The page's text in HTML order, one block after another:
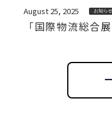
August 25, 2025 お知らせ
「国際物流総合